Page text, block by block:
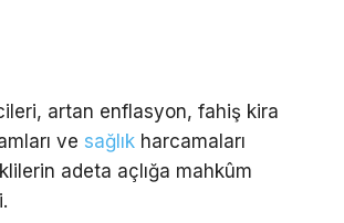
artan enflasyon, fahiş kira
ve sağlık harcamaları
adeta açlığa mahkûm